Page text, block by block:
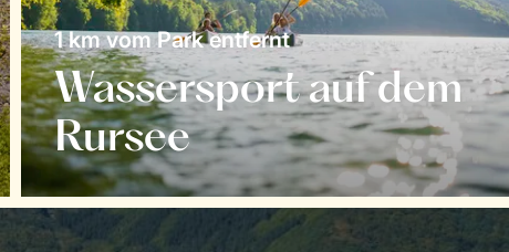
Wassersport auf dem
Rursee
1 km vom Park entfernt